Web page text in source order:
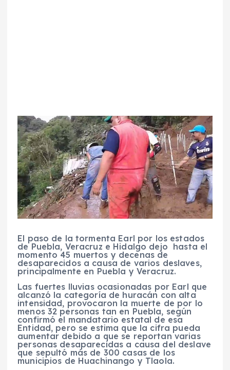
El paso de la tormenta Earl por los estados
de Puebla, Veracruz e Hidalgo dejo hasta el
momento 45 muertos y decenas de
desaparecidos a causa de varios deslaves,
principalmente en Puebla y Veracruz.
Las fuertes lluvias ocasionadas por Earl que
alcanzó la categoría de huracán con alta
intensidad, provocaron la muerte de por lo
menos 32 personas tan en Puebla, según
confirmó el mandatario estatal de esa
Entidad, pero se estima que la cifra pueda
aumentar debido a que se reportan varias
personas desaparecidas a causa del deslave
que sepultó más de 300 casas de los
municipios de Huachinango y Tlaola.